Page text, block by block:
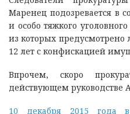
Маренец подозревается в
и особо тяжкого
из которых
12 лет с конфискацией
Впрочем, скоро
действующем руководстве
10 декабря 2015 года